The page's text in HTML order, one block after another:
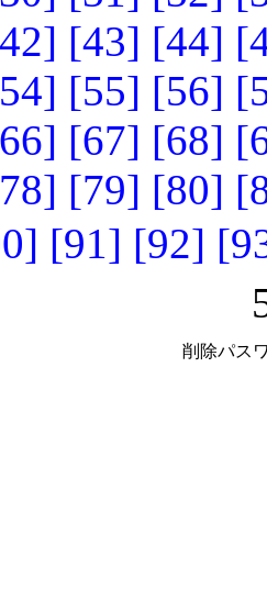
[43] [44]
[55] [56]
[67] [68]
[79] [80]
[91] [92]
削除パス